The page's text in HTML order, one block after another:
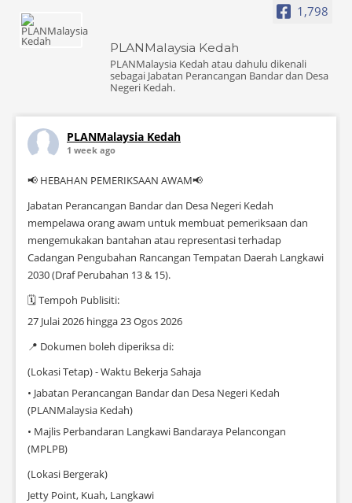
1,798
PLANMalaysia Kedah
PLANMalaysia Kedah atau dahulu dikenali
sebagai Jabatan Perancangan Bandar dan Desa
Negeri Kedah.
PLANMalaysia Kedah
1 week ago
📢 HEBAHAN PEMERIKSAAN AWAM📢
Jabatan Perancangan Bandar dan Desa Negeri Kedah
mempelawa orang awam untuk membuat pemeriksaan dan
mengemukakan bantahan atau representasi terhadap
Cadangan Pengubahan Rancangan Tempatan Daerah Langkawi
2030 (Draf Perubahan 13 & 15).
🗓 Tempoh Publisiti:
27 Julai 2026 hingga 23 Ogos 2026
📍 Dokumen boleh diperiksa di:
(Lokasi Tetap) - Waktu Bekerja Sahaja
• Jabatan Perancangan Bandar dan Desa Negeri Kedah
(PLANMalaysia Kedah)
• Majlis Perbandaran Langkawi Bandaraya Pelancongan
(MPLPB)
(Lokasi Bergerak)
Jetty Point, Kuah, Langkawi